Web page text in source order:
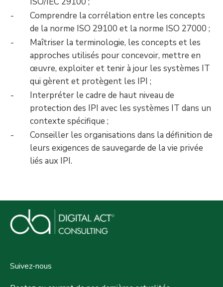
Comprendre la corrélation entre les concepts
de la norme ISO 29100 et la norme ISO 27000 ;
Maîtriser la terminologie, les concepts et les
approches utilisés pour concevoir, mettre en
œuvre, exploiter et tenir à jour les systèmes IT
qui gèrent et protègent les IPI ;
Interpréter le cadre de haut niveau de
protection des IPI avec les systèmes IT dans un
contexte spécifique ;
Conseiller les organisations dans la définition de
leurs exigences de sauvegarde de la vie privée
liés aux IPI.
Suivez-nous